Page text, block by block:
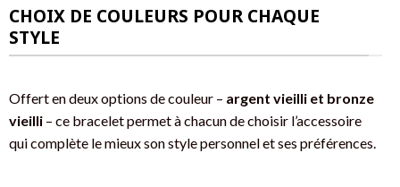
CHOIX DE COULEURS POUR CHAQUE
STYLE
Offert en deux options de couleur – argent vieilli et bronze
vieilli– ce bracelet permet à chacun de choisir l’accessoire
qui complète le mieux son style personnel et ses préférences.